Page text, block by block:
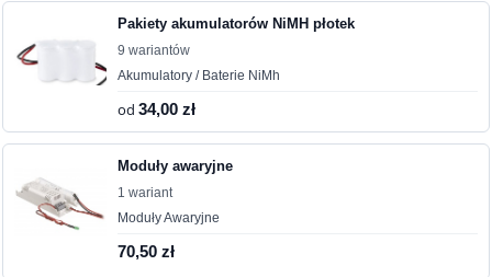
Pakiety akumulatorów NiMH płotek
9 wariantów
Akumulatory / Baterie NiMh
od34,00 zł
Moduły awaryjne
1 wariant
Moduły Awaryjne
70,50 zł